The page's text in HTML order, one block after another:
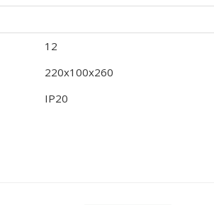
12
220x100x260
IP20